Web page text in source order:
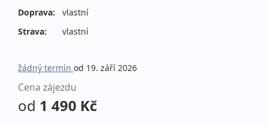
Doprava:
vlastní
Strava:
vlastní
žádný termín od 19. září 2026
Cena zájezdu
od 1 490 Kč